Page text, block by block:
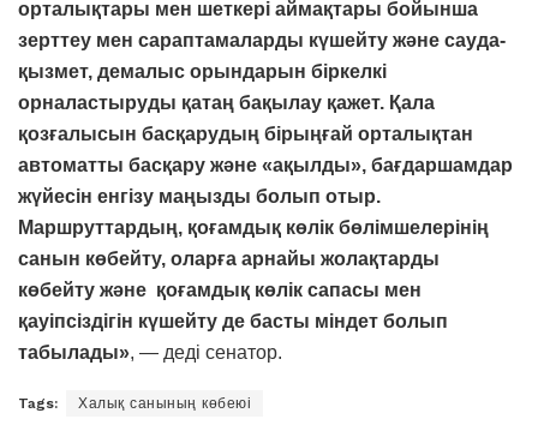
орталықтары мен шеткері аймақтары бойынша
зерттеу мен сараптамаларды күшейту және сауда-
қызмет, демалыс орындарын біркелкі
орналастыруды қатаң бақылау қажет. Қала
қозғалысын басқарудың бірыңғай орталықтан
автоматты басқару және «ақылды», бағдаршамдар
жүйесін енгізу маңызды болып отыр.
Маршруттардың, қоғамдық көлік бөлімшелерінің
санын көбейту, оларға арнайы жолақтарды
көбейту және қоғамдық көлік сапасы мен
қауіпсіздігін күшейту де басты міндет болып
табылады», — деді сенатор.
Tags: Халық санының көбеюі